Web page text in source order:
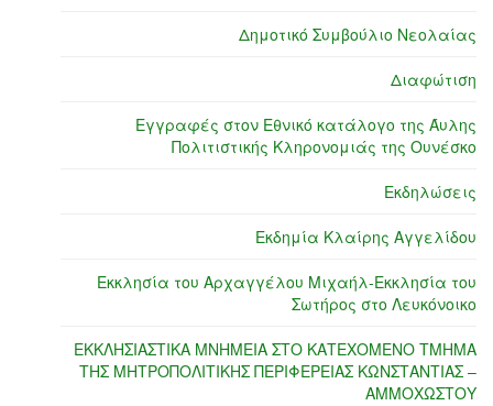
Δημοτικό Συμβούλιο Νεολαίας
Διαφώτιση
Εγγραφές στον Εθνικό κατάλογο της Άυλης
Πολιτιστικής Κληρονομιάς της Ουνέσκο
Εκδηλώσεις
Εκδημία Κλαίρης Αγγελίδου
Εκκλησία του Αρχαγγέλου Μιχαήλ-Εκκλησία του
Σωτήρος στο Λευκόνοικο
ΕΚΚΛΗΣΙΑΣΤΙΚΑ ΜΝΗΜΕΙΑ ΣΤΟ ΚΑΤΕΧΟΜΕΝΟ ΤΜΗΜΑ
ΤΗΣ ΜΗΤΡΟΠΟΛΙΤΙΚΗΣ ΠΕΡΙΦΕΡΕΙΑΣ ΚΩΝΣΤΑΝΤΙΑΣ –
ΑΜΜΟΧΩΣΤΟΥ